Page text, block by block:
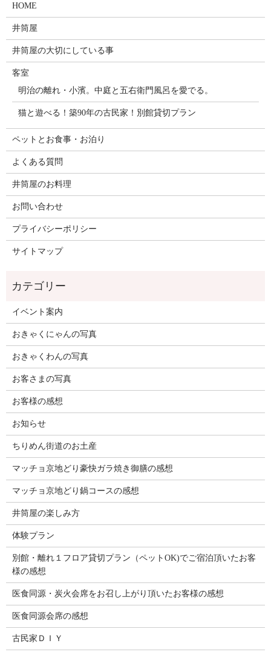
HOME
井筒屋
井筒屋の大切にしている事
客室
明治の離れ・小濱。中庭と五右衛門風呂を愛でる。
猫と遊べる！築90年の古民家！別館貸切プラン
ペットとお食事・お泊り
よくある質問
井筒屋のお料理
お問い合わせ
プライバシーポリシー
サイトマップ
イベント案内
おきゃくにゃんの写真
おきゃくわんの写真
お客さまの写真
お客様の感想
お知らせ
ちりめん街道のお土産
マッチョ京地どり豪快ガラ焼き御膳の感想
マッチョ京地どり鍋コースの感想
井筒屋の楽しみ方
体験プラン
別館・離れ１フロア貸切プラン（ペットOK)でご宿泊頂いたお客
様の感想
医食同源・炭火会席をお召し上がり頂いたお客様の感想
医食同源会席の感想
古民家ＤＩＹ